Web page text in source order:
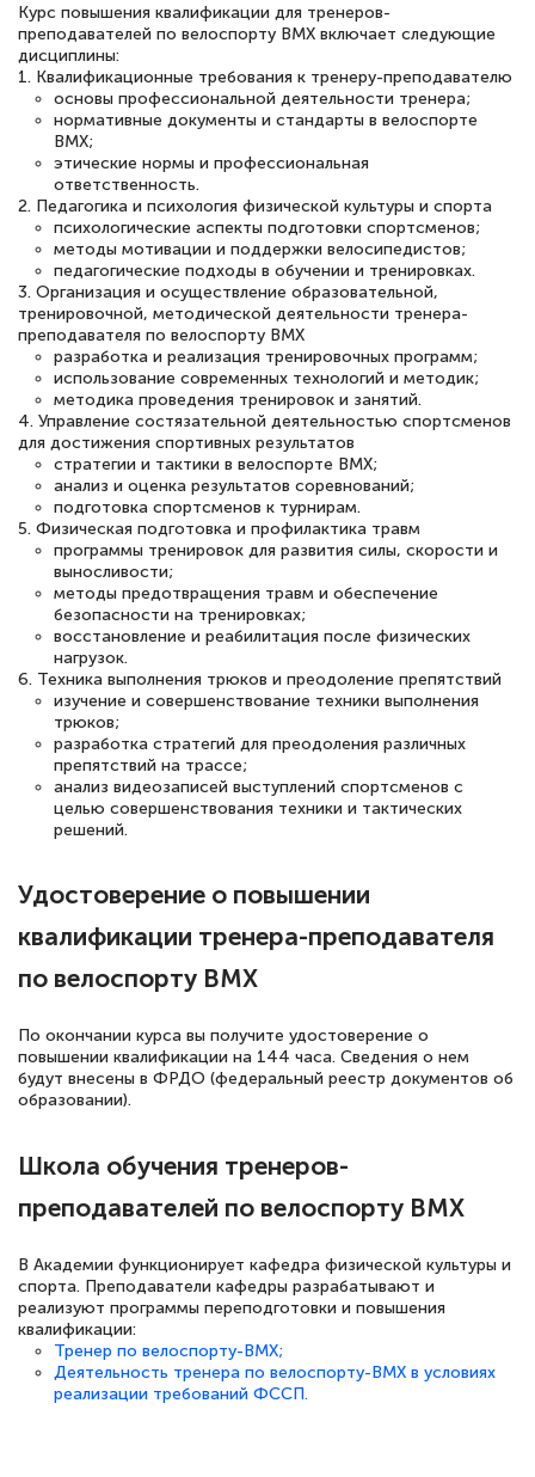
Знаток города 5 уровня
11 марта 2026
Всем добрый день! Я прошла курс
повышени каалификации по
специальности «Тренер-преподаватель
по тяжелой атлетике»! Хочется
подчеркуть, что при обращении
оперативно связались со мной
специалисты, ответили на все
интересующие вопросы и в течении
двух…
Светлана К
Знаток города 7 уровня
10 марта 2026
Оставила заявку на обучение онлайн, мне
быстро ответили, разъяснили все детали.
Обучение понравилось: огромное
количество тематической литературы,
пособий и учебников доступно на время
прохождения курса, удобная система
аттестации, проблем не возникло ни на
каком этапе…
Курс повышения квалификации для тренеров-
преподавателей по велоспорту BMX включает следующие
дисциплины:
1. Квалификационные требования к тренеру-преподавателю
основы профессиональной деятельности тренера;
нормативные документы и стандарты в велоспорте
BMX;
этические нормы и профессиональная
ответственность.
2. Педагогика и психология физической культуры и спорта
психологические аспекты подготовки спортсменов;
методы мотивации и поддержки велосипедистов;
педагогические подходы в обучении и тренировках.
3. Организация и осуществление образовательной,
тренировочной, методической деятельности тренера-
преподавателя по велоспорту BMX
разработка и реализация тренировочных программ;
использование современных технологий и методик;
методика проведения тренировок и занятий.
4. Управление состязательной деятельностью спортсменов
для достижения спортивных результатов
стратегии и тактики в велоспорте BMX;
анализ и оценка результатов соревнований;
подготовка спортсменов к турнирам.
5. Физическая подготовка и профилактика травм
программы тренировок для развития силы, скорости и
выносливости;
методы предотвращения травм и обеспечение
безопасности на тренировках;
восстановление и реабилитация после физических
нагрузок.
6. Техника выполнения трюков и преодоление препятствий
изучение и совершенствование техники выполнения
трюков;
разработка стратегий для преодоления различных
препятствий на трассе;
анализ видеозаписей выступлений спортсменов с
целью совершенствования техники и тактических
решений.
Удостоверение о повышении
квалификации тренера-преподавателя
по велоспорту BMX
По окончании курса вы получите удостоверение о
повышении квалификации на 144 часа. Сведения о нем
будут внесены в ФРДО (федеральный реестр документов об
образовании).
Школа обучения тренеров-
преподавателей по велоспорту BMX
В Академии функционирует кафедра физической культуры и
спорта. Преподаватели кафедры разрабатывают и
реализуют программы переподготовки и повышения
квалификации:
Тренер по велоспорту-BMX;
Деятельность тренера по велоспорту-BMX в условиях
реализации требований ФССП.